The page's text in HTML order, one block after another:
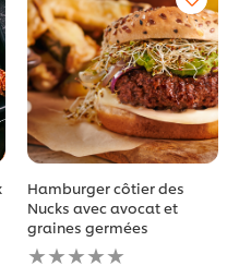
Hamburger côtier des
Nucks avec avocat et
graines germées
Aucune